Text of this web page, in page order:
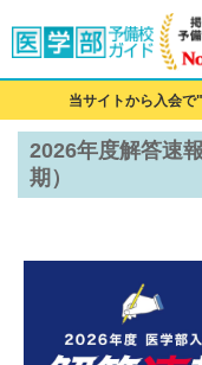
当サイトから入会で
2026年度解答速
期）